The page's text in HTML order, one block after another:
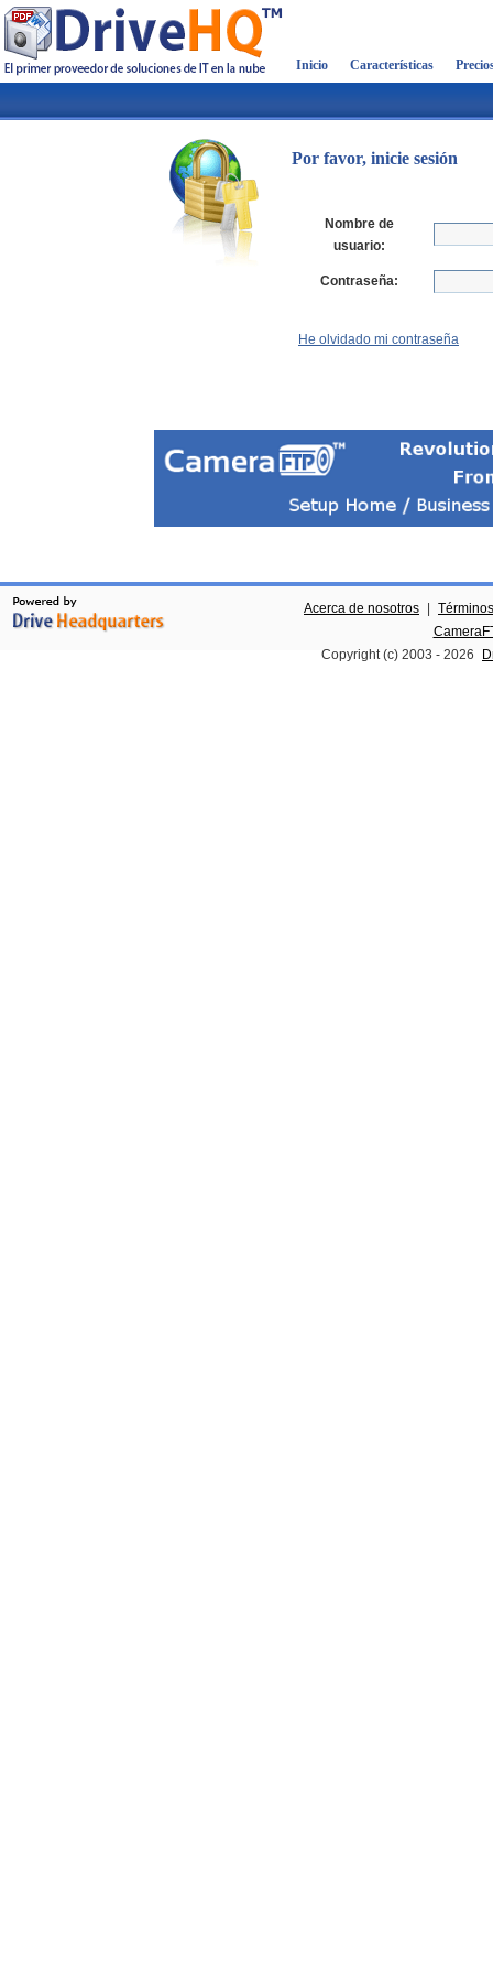
Inicio Características
Por favor, inicie sesión
Nombre de
usuario:
Contraseña:
He olvidado mi contraseña
Acerca de nosotros
Copyright (c) 2003 - 2026